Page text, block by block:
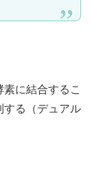
に結合するこ
する（デュアル